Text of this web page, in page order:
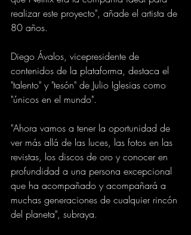
realizar este proyecto", añade el artista de
80 años.
Diego Ávalos, vicepresidente de
contenidos de la plataforma, destaca el
"talento" y "tesón" de Julio Iglesias como
"únicos en el mundo".
"Ahora vamos a tener la oportunidad de
ver más allá de las luces, las fotos en las
revistas, los discos de oro y conocer en
profundidad a una persona excepcional
que ha acompañado y acompañará a
muchas generaciones de cualquier rincón
del planeta", subraya.